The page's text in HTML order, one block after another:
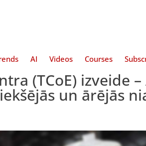
AI Videos Courses
(TCoE) izveide –
un ārējās